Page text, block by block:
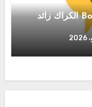
Bopup Observer 6.2.5.9900 الكراك زائد